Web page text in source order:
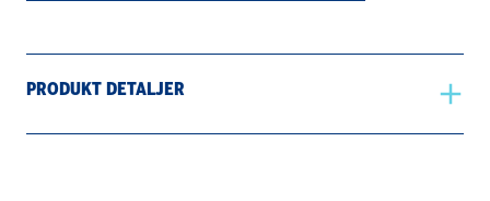
PRODUKT DETALJER